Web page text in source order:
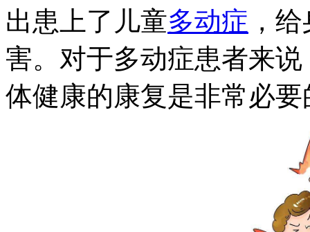
出患上了儿童多动症 ，
害。对于多动症患者来
体健康的康复是非常必要